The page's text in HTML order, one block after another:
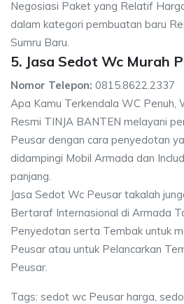
Negosiasi Paket yang Relatif
dalam kategori pembuatan baru
Sumru Baru.
5. Jasa Sedot Wc Murah
Nomor Telepon: 0815.8622.2337
Apa Kamu Terkendala WC Penuh,
Resmi TINJA BANTEN melayani
Peusar dengan cara penyedotan
didampingi Mobil Armada dan
panjang.
Jasa Sedot Wc Peusar takalah
Bertaraf Internasional di Armada
Penyedotan serta Tembak untuk
Peusar atau untuk Pelancarkan
Peusar.
Tags: sedot wc Peusar harga,